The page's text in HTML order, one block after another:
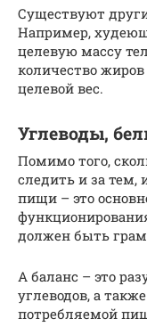
Существуют
Например,
целевую массу
количество
целевой вес.
Углеводы,
Помимо того,
следить и за тем,
пищи – это
должен быть
А баланс – это
углеводов, а
потребляемой